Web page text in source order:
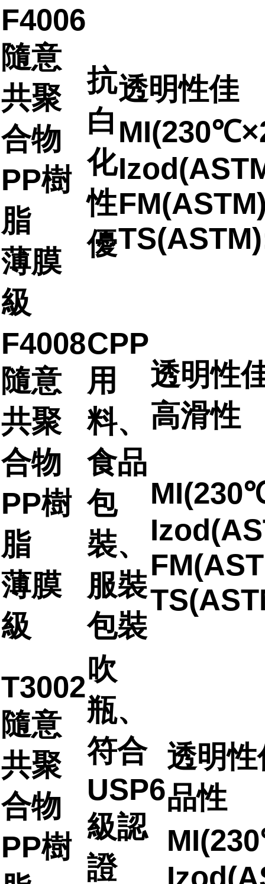
F4006
隨意
共聚
合物
PP樹
脂
薄膜
級
抗
白
化
性
優
透明性佳
F4008
隨意
共聚
合物
PP樹
脂
薄膜
級
CPP
用
料、
食品
包
裝、
服裝
包裝
透明性
高滑性
T3002
隨意
共聚
合物
PP樹
吹
瓶、
符合
USP6
級認
證
透明
品性